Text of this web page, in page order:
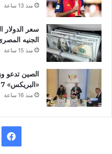
منذ 13 ساعة
الجنيه
منذ 15 ساعة
الصين تدعو
«البريكس» 2027
منذ 16 ساعة